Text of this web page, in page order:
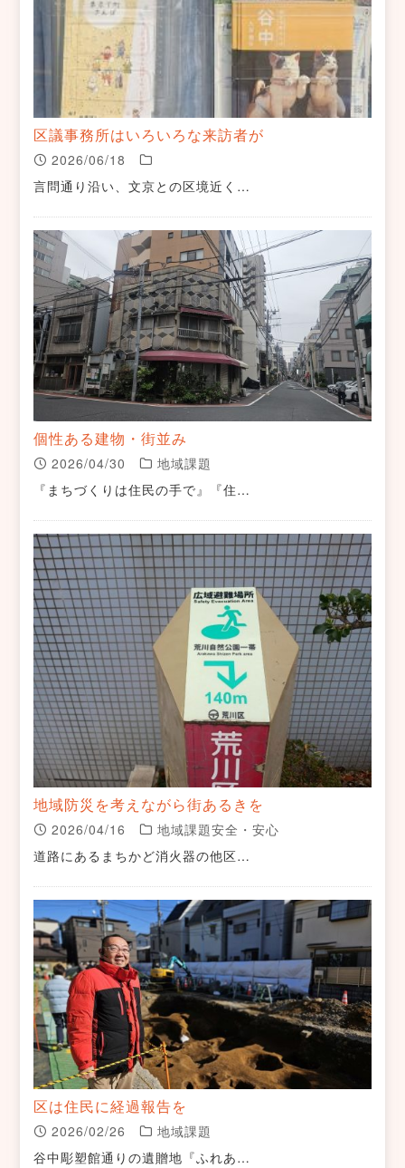
区議事務所はいろいろな来訪者が
2026/06/18
言問通り沿い、文京との区境近く…
個性ある建物・街並み
2026/04/30
地域課題
『まちづくりは住民の手で』『住…
地域防災を考えながら街あるきを
2026/04/16
地域課題安全・安心
道路にあるまちかど消火器の他区…
区は住民に経過報告を
2026/02/26
地域課題
谷中彫塑館通りの遺贈地『ふれあ…